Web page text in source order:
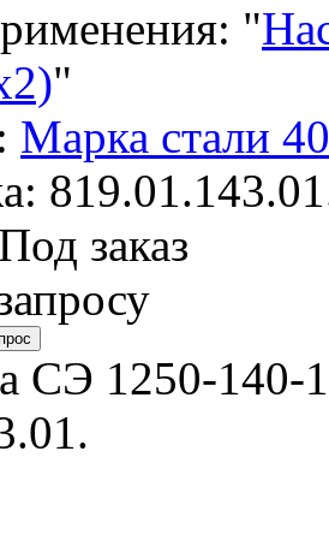
"
"
Марка стали
Под заказ
СЭ 1250-